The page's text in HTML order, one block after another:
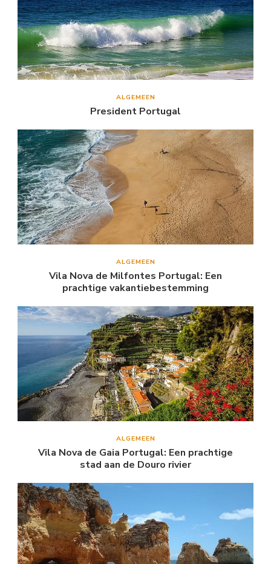
ALGEMEEN
President Portugal
ALGEMEEN
Vila Nova de Milfontes Portugal: Een
prachtige vakantiebestemming
ALGEMEEN
Vila Nova de Gaia Portugal: Een prachtige
stad aan de Douro rivier